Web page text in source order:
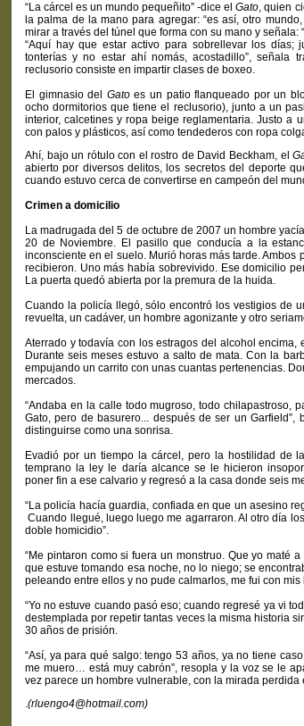
“La cárcel es un mundo pequeñito” -dice elGato, quien
la palma de la mano para agregar: “es así, otro
mirar a través del túnel que forma con su mano y
“Aquí hay que estar activo para sobrellevar los
tonterías y no estar ahí nomás, acostadillo”, señala
reclusorio consiste en impartir clases de boxeo.
El gimnasio del Gatoes un patio flanqueado por un
ocho dormitorios que tiene el reclusorio), junto a un
interior, calcetines y ropa beige reglamentaria. Justo a
con palos y plásticos, así como tendederos con ropa
Ahí, bajo un rótulo con el rostro de David Beckham, el
abierto por diversos delitos, los secretos del deporte
cuando estuvo cerca de convertirse en campeón del
Crimen a domicilio
La madrugada del 5 de octubre de 2007 un hombre
20 de Noviembre. El pasillo que conducía a la
inconsciente en el suelo. Murió horas más tarde.
recibieron. Uno más había sobrevivido. Ese domicilio
La puerta quedó abierta por la premura de la huida.
Cuando la policía llegó, sólo encontró los vestigios de
revuelta, un cadáver, un hombre agonizante y otro
Aterrado y todavía con los estragos del alcohol encima,
Durante seis meses estuvo a salto de mata. Con la
empujando un carrito con unas cuantas pertenencias.
mercados.
“Andaba en la calle todo mugroso, todo chilapastroso,
Gato, pero de basurero... después de ser un
distinguirse como una sonrisa.
Evadió por un tiempo la cárcel, pero la hostilidad de
temprano la ley le daría alcance se le hicieron
poner fin a ese calvario y regresó a la casa donde seis
“La policía hacía guardia, confiada en que un asesino
Cuando llegué, luego luego me agarraron. Al otro día
doble homicidio”.
“Me pintaron como si fuera un monstruo. Que yo maté
que estuve tomando esa noche, no lo niego; se
peleando entre ellos y no pude calmarlos, me fui con
“Yo no estuve cuando pasó eso; cuando regresé ya vi
destemplada por repetir tantas veces la misma historia
30 años de prisión.
“Así, ya para qué salgo: tengo 53 años, ya no tiene
me muero… está muy cabrón”, resopla y la voz se le
vez parece un hombre vulnerable, con la mirada
.(rluengo4@hotmail.com)